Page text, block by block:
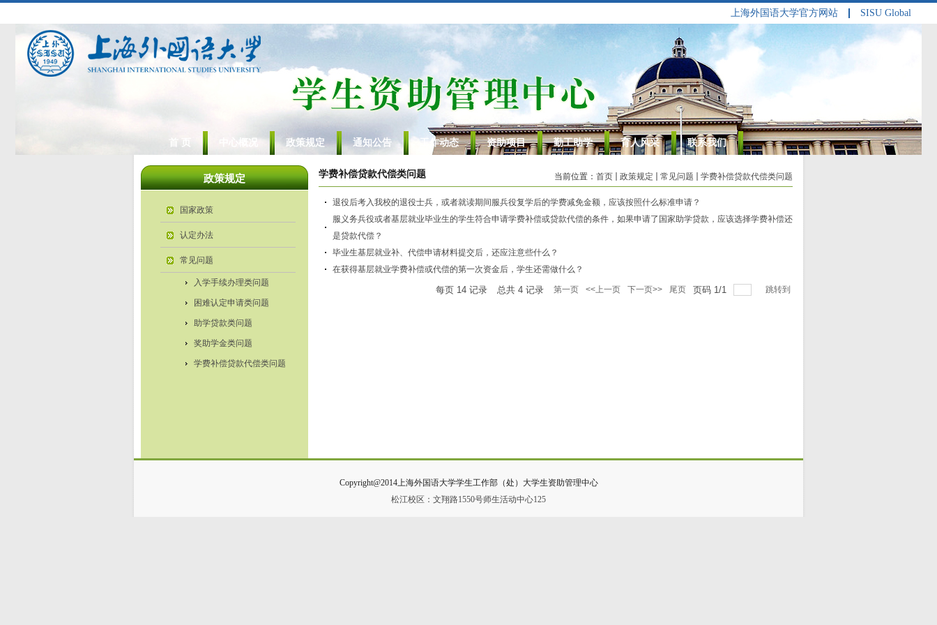
上海外国语大学官方网站 SISU Global
首 页 政策规定 通知公告 工作动态 资助项目 勤工助学 育人风采 联系我们
政策规定
国家政策
认定办法
常见问题
入学手续办理类问题
困难认定申请类问题
助学贷款类问题
奖助学金类问题
学费补偿贷款代偿类问题
学费补偿贷款代偿类问题 当前位置： 首页 政策规定 常见问题 学费补偿贷款代偿类问题
退役后考入我校的退役士兵，或者就读期间服兵役复学后的学费减免金额，应该按照什么标准申请？
服义务兵役或者基层就业毕业生的学生符合申请学费补偿或贷款代偿的条件，如果申请了国家助学贷款，应该选择学费补偿还
是贷款代偿？
毕业生基层就业补、代偿申请材料提交后，还应注意些什么？
在获得基层就业学费补偿或代偿的第一次资金后，学生还需做什么？
每页 14 记录 总共 4 记录 第一页 <<上一页 下一页>> 尾页 页码 1/1 跳转到
Copyright@2014上海外国语大学学生工作部（处）大学生资助管理中心
松江校区：文翔路1550号师生活动中心125